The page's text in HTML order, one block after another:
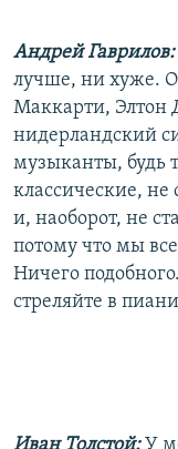
Андрей Гаврилов:
лучше, ни хуже.
Маккарти, Элтон
нидерландский
музыканты, будь
классические, не
и, наоборот, не
потому что мы
Ничего
стреляйте в